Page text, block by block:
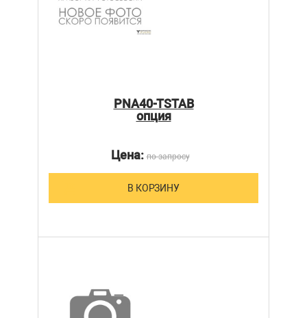
PNA40-TSTAB
опция
Цена:по запросу
В КОРЗИНУ